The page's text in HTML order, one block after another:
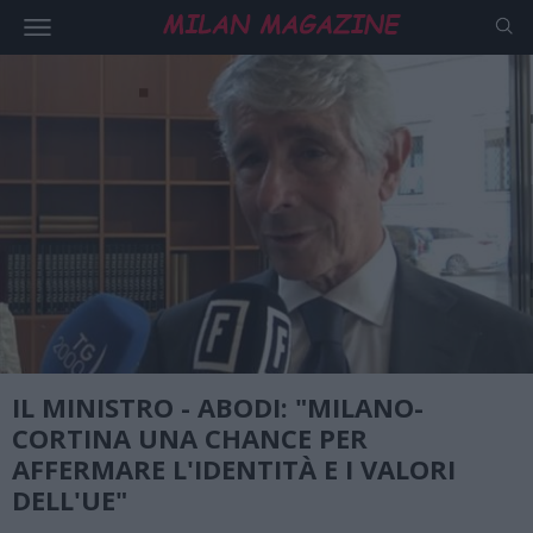
IL MINISTRO - ABODI: "MILANO-
CORTINA UNA CHANCE PER
AFFERMARE L'IDENTITÀ E I VALORI
DELL'UE"